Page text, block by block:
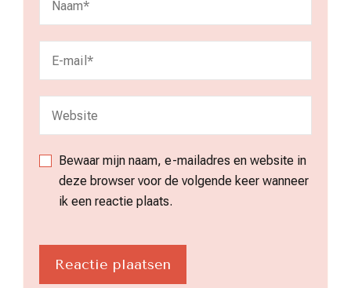
Bewaar mijn naam, e-mailadres en website in
deze browser voor de volgende keer wanneer
ik een reactie plaats.